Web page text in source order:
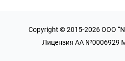
Copyright © 2015-2026 OOO
Лицензия AA №0006929